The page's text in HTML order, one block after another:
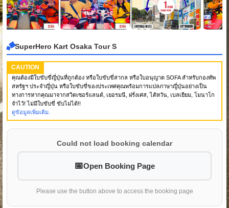
SuperHero Kart Osaka Tour S
CAUTION
คุณต้องมีใบขับขี่ญี่ปุ่นที่ถูกต้อง หรือใบขับขี่สากล หรือใบอนุญาต SOFA สำหรับกองทัพ
สหรัฐฯ ประจำญี่ปุ่น หรือใบขับขี่ของประเทศคุณพร้อมการแปลภาษาญี่ปุ่นอย่างเป็น
ทางการหากคุณมาจากสวิตเซอร์แลนด์, เยอรมนี, ฝรั่งเศส, ไต้หวัน, เบลเยียม, โมนาโก
จำไว้! ไม่มีใบขับขี่ ขับไม่ได้!!
ดูข้อมูลเพิ่มเติม.
Could not load booking calendar
Open Booking Page
Please use the button above to access the booking page